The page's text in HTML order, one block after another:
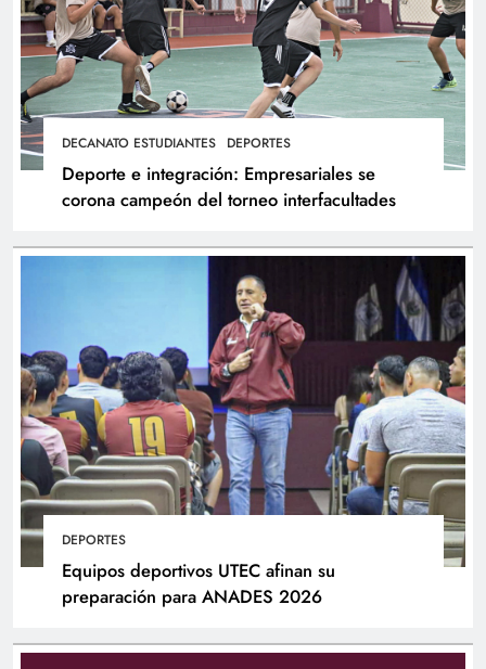
DECANATO ESTUDIANTES DEPORTES
Deporte e integración: Empresariales se
corona campeón del torneo interfacultades
DEPORTES
Equipos deportivos UTEC afinan su
preparación para ANADES 2026